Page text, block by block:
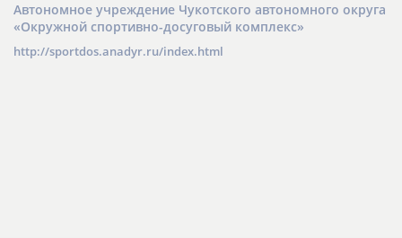
Автономное учреждение Чукотского автономного округа
«Окружной спортивно-досуговый комплекс»
http://sportdos.anadyr.ru/index.html